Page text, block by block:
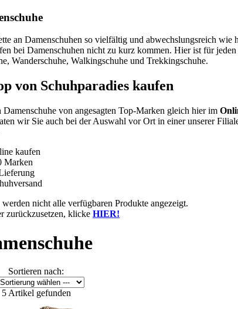
an Damenschuhen so vielfältig und abwechslungsreich wie
bei Damenschuhen nicht zu kurz kommen. Hier ist für
Wanderschuhe, Walkingschuhe und Trekkingschuhe.
von Schuhparadies kaufen
von angesagten Top-Marken gleich hier im
wir Sie auch bei der Auswahl vor Ort in einer unserer
kaufen
Marken
nicht alle verfügbaren Produkte angezeigt.
zurückzusetzen, klicke HIER!
Sortieren nach:
5 Artikel gefunden